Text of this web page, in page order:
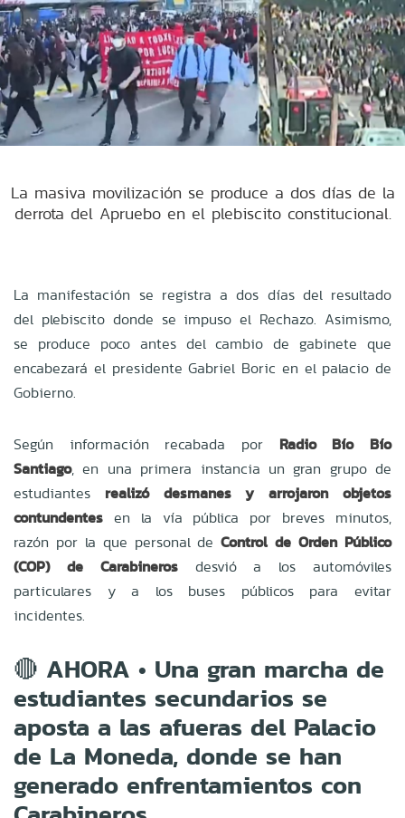
La masiva movilización se produce a dos días de la
derrota del Apruebo en el plebiscito constitucional.
La manifestación se registra a dos días del resultado
del plebiscito donde se impuso el Rechazo. Asimismo,
se produce poco antes del cambio de gabinete que
encabezará el presidente Gabriel Boric en el palacio de
Gobierno.
Según información recabada por
Radio Bío Bío
Santiago, en una primera instancia un gran grupo de
estudiantes
realizó desmanes y arrojaron objetos
contundentes en la vía pública por breves minutos,
razón por la que personal deControl de Orden Público
(COP) de Carabinerosdesvió a los automóviles
particulares y a los buses públicos para evitar
incidentes.
🔴 AHORA • Una gran marcha de
estudiantes secundarios se
aposta a las afueras del Palacio
de La Moneda, donde se han
generado enfrentamientos con